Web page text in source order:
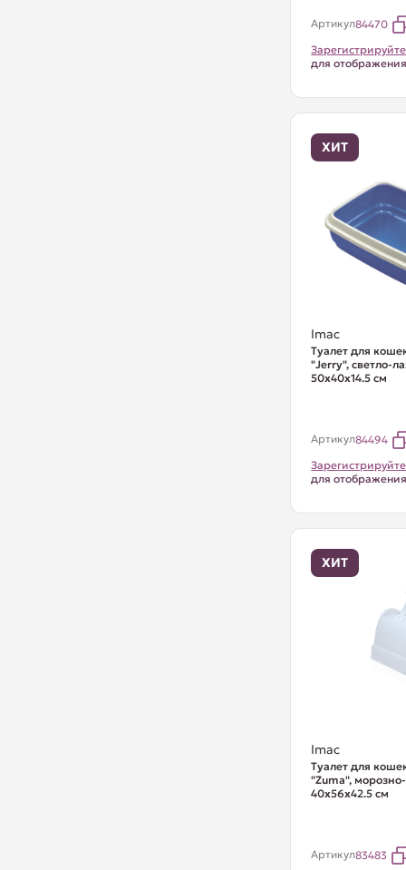
Артикул84470
для
ХИТ
Imac
Туалет для
"Jerry", светло-
50х40х14.5 см
Артикул84494
для
ХИТ
Imac
Туалет для
"Zuma",
40х56х42.5 см
Артикул83483